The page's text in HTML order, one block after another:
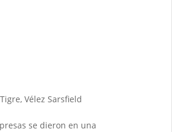
Tigre,Vélez Sarsfield
se dieron en una